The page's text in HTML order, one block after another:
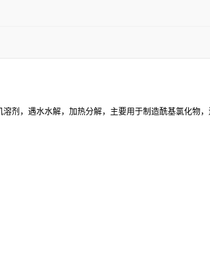
剂，遇水水解，加热分解，主要用于制造酰基氯化物